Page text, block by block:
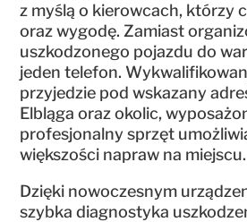
z myślą o kierowcach, którzy
oraz wygodę. Zamiast
uszkodzonego pojazdu do
jeden telefon.
przyjedzie pod wskazany
Elbląga oraz okolic,
profesjonalny sprzęt
większości napraw na miejscu.
Dzięki nowoczesnym
szybka diagnostyka